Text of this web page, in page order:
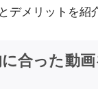
メリットを紹
った動画